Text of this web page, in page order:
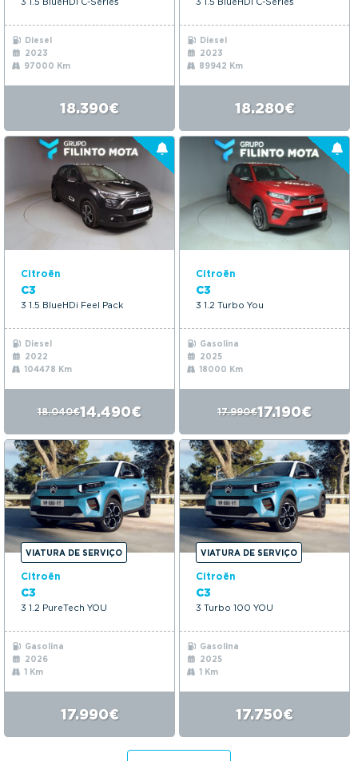
Diesel
2023
97000 Km
18.390€
Diesel
2023
89942 Km
18.280€
Citroën
C3
3 1.5 BlueHDi Feel Pack
Diesel
2022
104478 Km
18.040€14.490€
Citroën
C3
3 1.2 Turbo You
Gasolina
2025
18000 Km
17.990€17.190€
VIATURA DE SERVIÇO
Citroën
C3
3 1.2 PureTech YOU
Gasolina
2026
1 Km
17.990€
VIATURA DE SERVIÇO
Citroën
C3
3 Turbo 100 YOU
Gasolina
2025
1 Km
17.750€